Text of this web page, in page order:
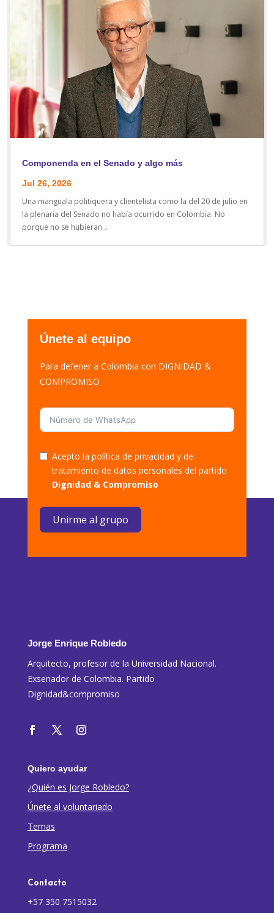
Componenda en el Senado y algo más
Jul 26, 2026
Una manguala politiquera y clientelista como la del 20 de julio en
la plenaria del Senado no había ocurrido en Colombia. No
porque no se hubieran...
Únete al equipo
Para defener a Colombia con DIGNIDAD &
COMPROMISO
Acepto la política de privacidad y de
tratamiento de datos personales del partido
Dignidad & Compromiso
Unirme al grupo
Jorge Enrique Robledo
Arquitecto, profesor de la Universidad Nacional.
Exsenador de Colombia. Partido
Dignidad&compromiso
Quiero ayudar
¿Quién es Jorge Robledo?
Únete al voluntariado
Temas
Programa
Contacto
+57 350 7515032